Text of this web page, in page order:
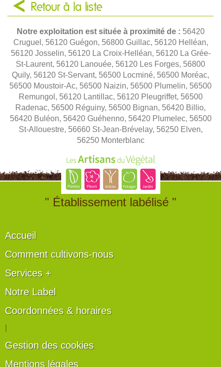
Retour à la liste
Notre exploitation est située à proximité de : 56420
Cruguel, 56120 Guégon, 56800 Guillac, 56120 Helléan,
56120 Josselin, 56120 La Croix-Helléan, 56120 La Grée-
St-Laurent, 56120 Lanouée, 56120 Les Forges, 56800
Quily, 56120 St-Servant, 56500 Locminé, 56500 Moréac,
56500 Moustoir-Ac, 56500 Naizin, 56500 Plumelin, 56500
Remungol, 56120 Lantillac, 56120 Pleugriffet, 56500
Radenac, 56500 Réguiny, 56500 Bignan, 56420 Billio,
56420 Buléon, 56420 Guéhenno, 56420 Plumelec, 56500
St-Allouestre, 56660 St-Jean-Brévelay, 56250 Elven,
56250 Monterblanc
" Établissement labélisé "
Accueil
Comment cultivons-nous
Services +
Notre Label
Coordonnées & horaires
Gestion des cookies
Mentions légales